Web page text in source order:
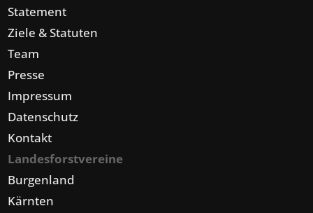
Statement
Ziele & Statuten
Team
Presse
Impressum
Datenschutz
Kontakt
Landesforstvereine
Burgenland
Kärnten